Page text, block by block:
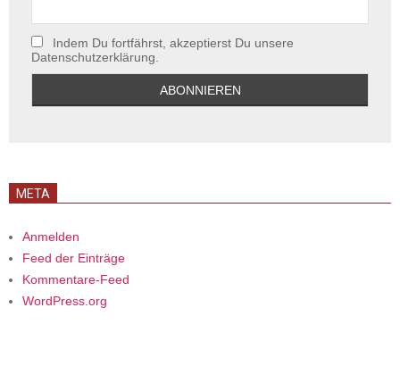
Indem Du fortfährst, akzeptierst Du unsere
Datenschutzerklärung.
META
Anmelden
Feed der Einträge
Kommentare-Feed
WordPress.org